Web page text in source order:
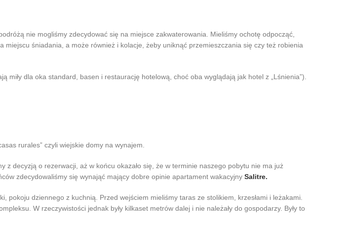
nie mogliśmy zdecydować się na miejsce zakwaterowania. Mieliśmy ochotę odpocząć,
śniadania, a może również i kolacje, żeby uniknąć przemieszczania się czy też robienia
dla oka standard, basen i restaurację hotelową, choć oba wyglądają jak hotel z „Lśnienia”).
rurales” czyli wiejskie domy na wynajem.
z decyzją o rezerwacji, aż w końcu okazało się, że w terminie naszego pobytu nie ma już
zdecydowaliśmy się wynająć mający dobre opinie apartament wakacyjny Salitre.
pokoju dziennego z kuchnią. Przed wejściem mieliśmy taras ze stolikiem, krzesłami i leżakami.
W rzeczywistości jednak były kilkaset metrów dalej i nie należały do gospodarzy. Były to